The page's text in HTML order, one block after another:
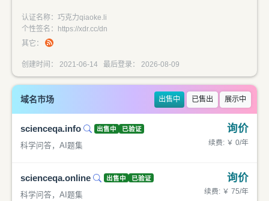
认证名称：巧克力qiaoke.li
个性签名：https://xdr.cc/dn
其它：
创建时间： 2021-06-14 最后登录： 2026-08-09
域名市场 出售中 已售出 展示中
scienceqa.info 出售中 已验证
科学问答，AI题集
询价
续费: ￥ 0/年
scienceqa.online 出售中 已验证
科学问答，AI题集
询价
续费: ￥ 75/年